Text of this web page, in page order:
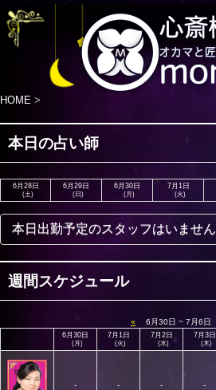
HOME >
本日の占い師
6月28日
(土)
6月29日
(日)
6月30日
(月)
7月1日
(火)
本日出勤予定のスタッフはいません
週間スケジュール
« 6月30日 ~ 7月6日
6月30日
(月)
7月1日
(火)
7月2日
(水)
7月3日
(木)
- - - -